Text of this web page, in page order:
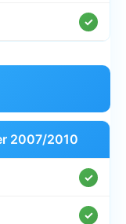
✓
2007/2010
✓
✓